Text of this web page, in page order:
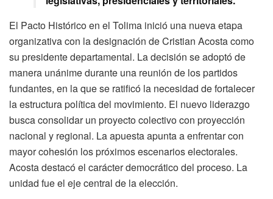
El Pacto Histórico en el Tolima inició una nueva etapa
organizativa con la designación de Cristian Acosta como
su presidente departamental. La decisión se adoptó de
manera unánime durante una reunión de los partidos
fundantes, en la que se ratificó la necesidad de fortalecer
la estructura política del movimiento. El nuevo liderazgo
busca consolidar un proyecto colectivo con proyección
nacional y regional. La apuesta apunta a enfrentar con
mayor cohesión los próximos escenarios electorales.
Acosta destacó el carácter democrático del proceso. La
unidad fue el eje central de la elección.